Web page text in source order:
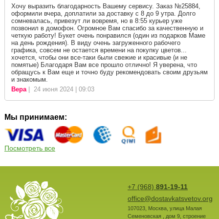
Хочу выразить благодарность Вашему сервису. Заказ №25884,
оформили вчера, доплатили за доставку с 8 до 9 утра. Долго
сомневалась, привезут ли вовремя, но в 8:55 курьер уже
позвонил в домофон. Огромное Вам спасибо за качественную и
четкую работу! Букет очень понравился (один из подарков Маме
на день рождения). В виду очень загруженного рабочего
графика, совсем не остается времени на покупку цветов...
хочется, чтобы они все-таки были свежие и красивые (и не
помятые) Благодаря Вам все прошло отлично! Я уверена, что
обращусь к Вам еще и точно буду рекомендовать своим друзьям
и знакомым.
Вера| 24 июня 2024 | 09:03
Мы принимаем:
Посмотреть все
+7 (968) 891-19-11
office@dostavkatsvetov.org
107023, Москва, улица Малая
Семеновская , дом 9, строение